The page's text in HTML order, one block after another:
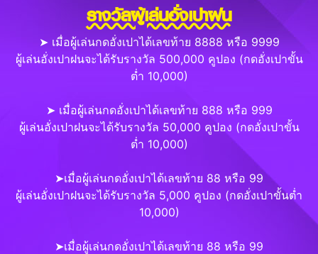
รางวัลผู้เล่นอั่งเปาฝน
➤ เมื่อผู้เล่นกดอั่งเปาได้เลขท้าย 8888 หรือ 9999
ผู้เล่นอั่งเปาฝนจะได้รับรางวัล 500,000 คูปอง (กดอั่งเปาขั้น
ต่ำ 10,000)
➤ เมื่อผู้เล่นกดอั่งเปาได้เลขท้าย 888 หรือ 999
ผู้เล่นอั่งเปาฝนจะได้รับรางวัล 50,000 คูปอง (กดอั่งเปาขั้น
ต่ำ 10,000)
➤เมื่อผู้เล่นกดอั่งเปาได้เลขท้าย 88 หรือ 99
ผู้เล่นอั่งเปาฝนจะได้รับรางวัล 5,000 คูปอง (กดอั่งเปาขั้นต่ำ
10,000)
➤เมื่อผู้เล่นกดอั่งเปาได้เลขท้าย 88 หรือ 99